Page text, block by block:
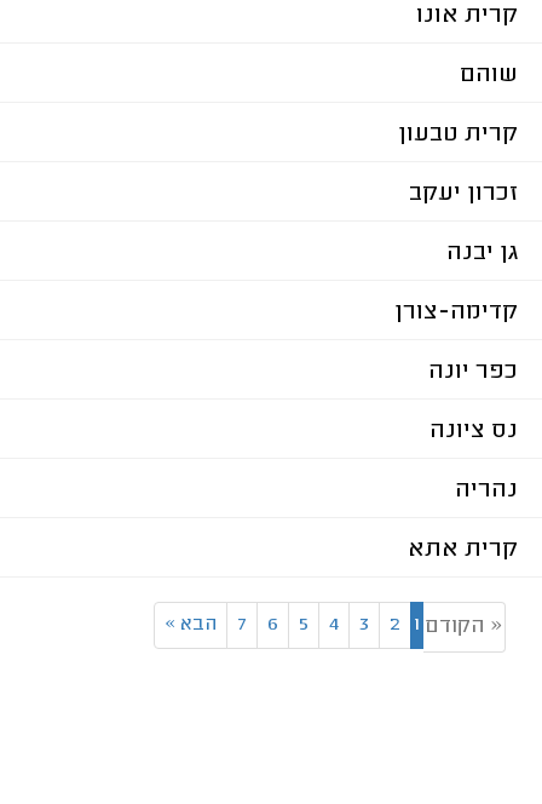
קרית אונו
שוהם
קרית טבעון
זכרון יעקב
גן יבנה
קדימה-צורן
כפר יונה
נס ציונה
נהריה
קרית אתא
« הקודם 1
2
3
4
5
6
7 הבא »